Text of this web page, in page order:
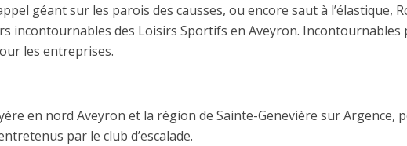
géant sur les parois des causses, ou encore saut à l’élastique,
incontournables des Loisirs Sportifs en Aveyron. Incontournables
les entreprises.
en nord Aveyron et la région de Sainte-Genevière sur Argence,
par le club d’escalade.